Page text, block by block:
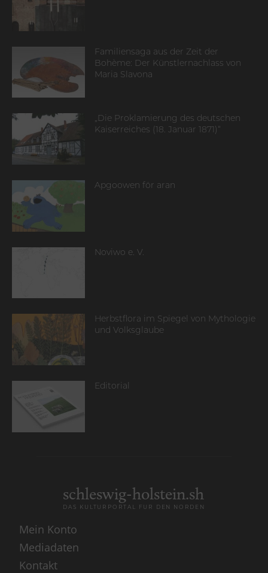
Familiensaga aus der Zeit der
Bohème: Der Künstlernachlass von
Maria Slavona
„Die Proklamierung des deutschen
Kaiserreiches (18. Januar 1871)“
Apgoowen för aran
Noviwo e. V.
Herbstflora im Spiegel von Mythologie
und Volksglaube
Editorial
schleswig-holstein.sh
DAS KULTURPORTAL FÜR DEN NORDEN
Mein Konto
Mediadaten
Kontakt